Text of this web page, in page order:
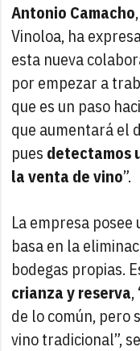
Antonio Camacho
Vinoloa, ha
esta nueva
por empezar a
que es un paso
que aumentará el
pues detectamos
la venta de vino”.
La empresa posee
basa en la
bodegas propias.
crianza y reserva,
de lo común, pero
vino tradicional”,